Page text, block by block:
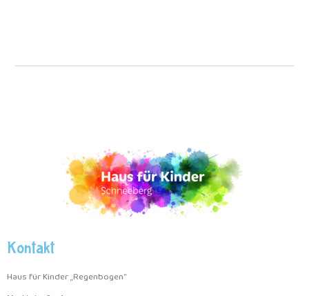
Kontakt
Haus für Kinder „Regenbogen“